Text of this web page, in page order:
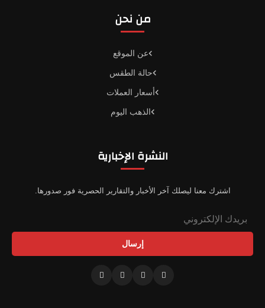
من نحن
عن الموقع
حالة الطقس
أسعار العملات
الذهب اليوم
النشرة الإخبارية
اشترك معنا ليصلك آخر الأخبار والتقارير الحصرية فور صدورها.
إرسال